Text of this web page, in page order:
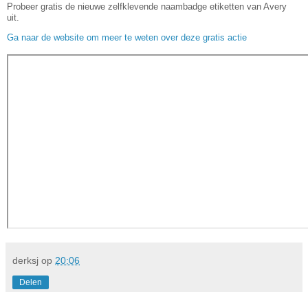
Probeer gratis de nieuwe zelfklevende naambadge etiketten van Avery
uit.
Ga naar de website om meer te weten over deze gratis actie
derksj op 20:06
Delen